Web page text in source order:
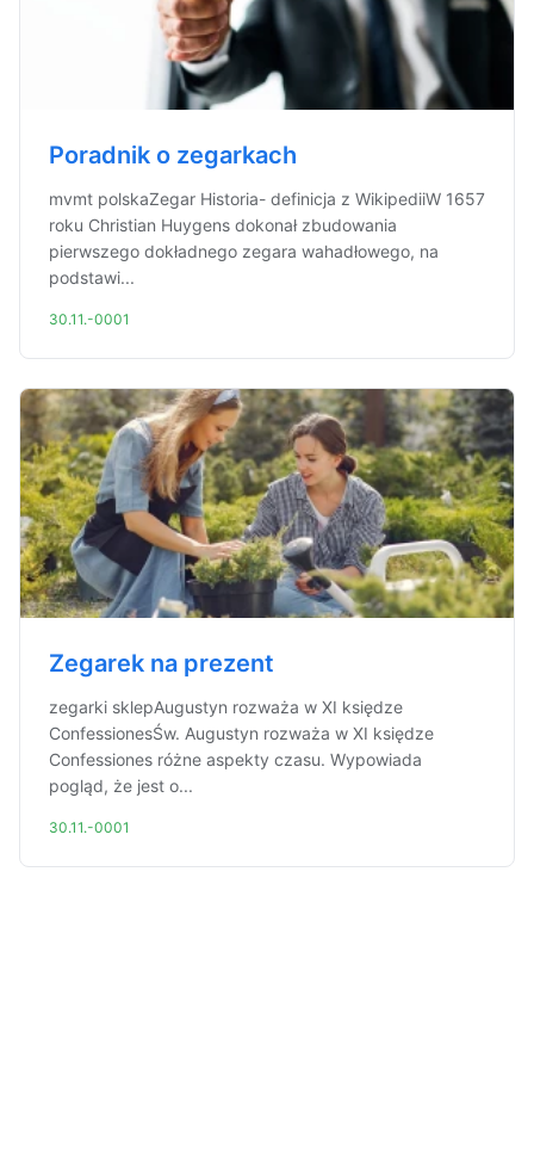
Poradnik o zegarkach
mvmt polskaZegar Historia- definicja z WikipediiW 1657
roku Christian Huygens dokonał zbudowania
pierwszego dokładnego zegara wahadłowego, na
podstawi...
30.11.-0001
Zegarek na prezent
zegarki sklepAugustyn rozważa w XI księdze
ConfessionesŚw. Augustyn rozważa w XI księdze
Confessiones różne aspekty czasu. Wypowiada
pogląd, że jest o...
30.11.-0001